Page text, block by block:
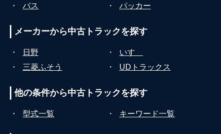
・
バス ・ パッカー
メーカーから中古トラックを探す
・ 日野 ・
いすゞ
・
三菱ふそう ・ UDトラックス
他の条件から中古トラックを探す
・ 型式一覧 ・ キーワード一覧